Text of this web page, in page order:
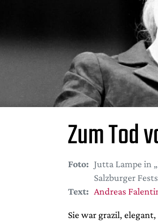
Zum Tod
Foto: Jutta Lampe in
Salzburger
Text: Andreas
Sie war grazil,